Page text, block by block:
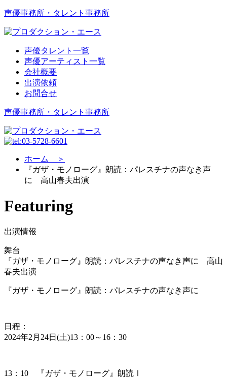
声優事務所・タレント事務所
声優タレント一覧
声優アーティスト一覧
会社概要
出演依頼
お問合せ
声優事務所・タレント事務所
ホーム ＞
『ガザ・モノローグ』朗読：パレスチナの声なき声
に 高山春夫出演
Featuring
出演情報
舞台
『ガザ・モノローグ』朗読：パレスチナの声なき声に 高山
春夫出演
『ガザ・モノローグ』朗読：パレスチナの声なき声に
日程：
2024年2月24日(土)13：00～16：30
13：10 『ガザ・モノローグ』朗読Ⅰ